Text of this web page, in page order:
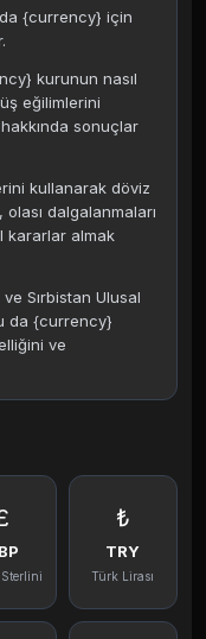
{currency} için
kurunun nasıl
eğilimlerini
sonuçlar
kullanarak döviz
olası dalgalanmaları
kararlar almak
Sırbistan Ulusal
da {currency}
ve
₺
TRY
Türk Lirası